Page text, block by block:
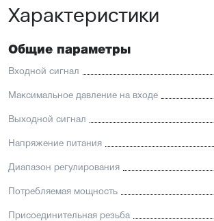
Характеристики
Общие параметры
Входной сигнал
Максимальное давление на входе
Выходной сигнал
Напряжение питания
Диапазон регулирования
Потребляемая мощность
Присоединительная резьба